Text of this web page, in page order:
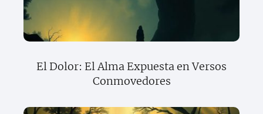
El Dolor: El Alma Expuesta en Versos
Conmovedores